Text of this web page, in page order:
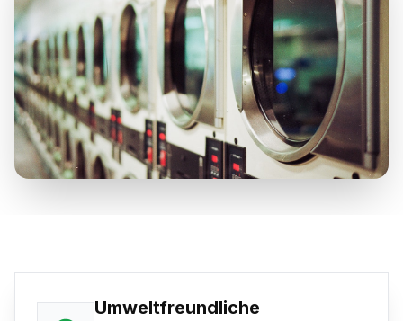
Umweltfreundliche